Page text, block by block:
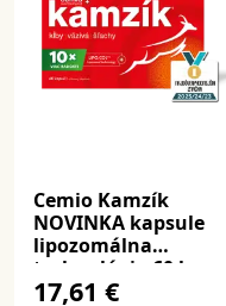
Cemio Kamzík
NOVINKA kapsule
lipozomálna
technológia 60 ks
17,61 €